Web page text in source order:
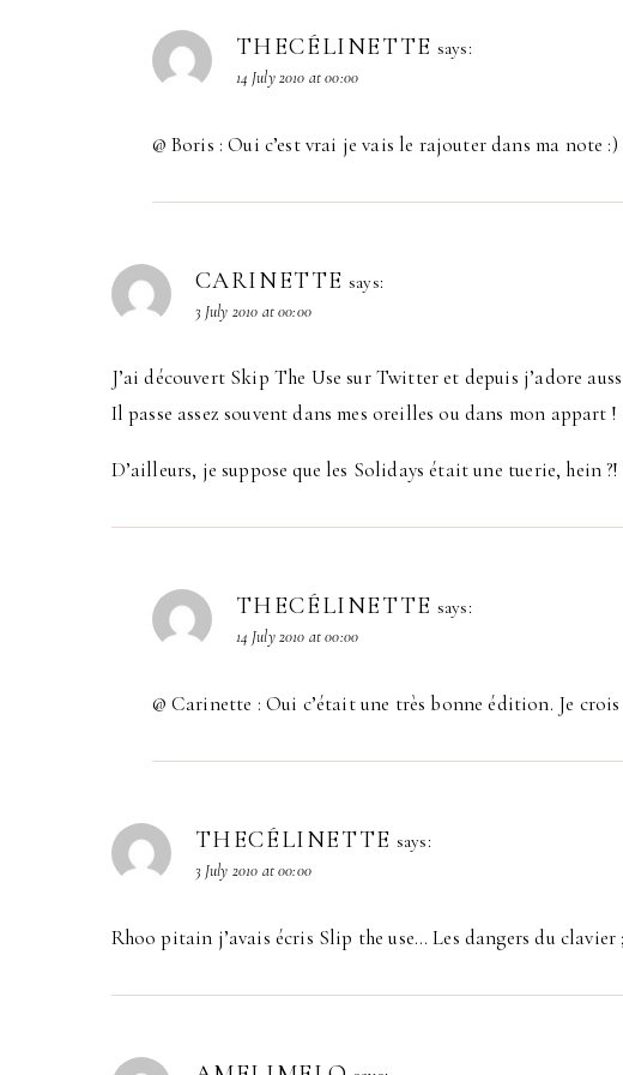
THECÉLINETTE says:
14 July 2010 at 00:00
@ Boris : Oui c’est vrai je vais le rajouter dans ma note :)
CARINETTE says:
3 July 2010 at 00:00
J’ai découvert Skip The Use sur Twitter et depuis j’adore
Il passe assez souvent dans mes oreilles ou dans mon appart !
D’ailleurs, je suppose que les Solidays était une tuerie, hein ?!
THECÉLINETTE says:
14 July 2010 at 00:00
@ Carinette : Oui c’était une très bonne édition. Je
THECÉLINETTE says:
3 July 2010 at 00:00
Rhoo pitain j’avais écris Slip the use… Les dangers du clavier